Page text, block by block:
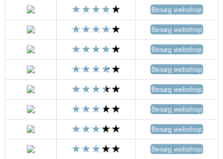
Besøg webshop
Besøg webshop
Besøg webshop
Besøg webshop
Besøg webshop
Besøg webshop
Besøg webshop
Besøg webshop